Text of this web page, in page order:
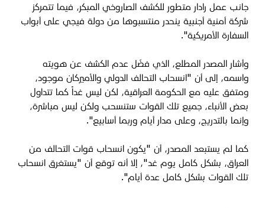
جانب عمل رادار متطور للكشف الصاروخي المبكر، فيما تتمركز
شركة أمنية أجنبية ينحدر منتسبوها من دولة فيجي على أبواب
السفارة الأمريكية".
وأشار المصدر المطلع، الذي فضّل عدم الكشف عن هويته
واسمه، إلى أن "انسحاب التحالف الدولي والأميركان موجود،
ومتفق عليه مع الحكومة العراقية، لكن ليس غداً كما تتداول
بعض الأنباء، جميع تلك القوات ستنسحب ولكن ليس مباشرة،
وإنما بالتدريج، وعلى مدار أيام وربما أسابيع".
كما لم يستبعد المصدر، أن "يكون انسحاب قوات التحالف من
العراق، بشكل كامل يوم غد"، إلا أنه توقع أن "يستغرق انسحاب
تلك القوات بشكل كامل عدة أيام".